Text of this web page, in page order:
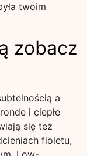
twoim
zobacz
a
i ciepłe
się też
fioletu,